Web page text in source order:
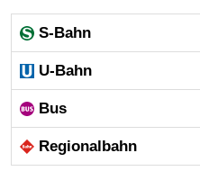
S-Bahn
U-Bahn
Bus
Regional­bahn